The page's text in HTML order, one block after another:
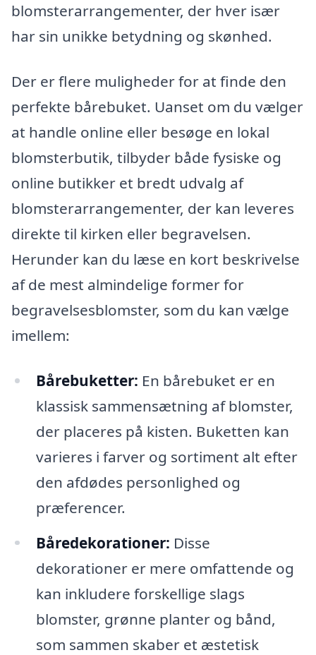
blomsterarrangementer, der hver især
har sin unikke betydning og skønhed.
Der er flere muligheder for at finde den
perfekte bårebuket. Uanset om du vælger
at handle online eller besøge en lokal
blomsterbutik, tilbyder både fysiske og
online butikker et bredt udvalg af
blomsterarrangementer, der kan leveres
direkte til kirken eller begravelsen.
Herunder kan du læse en kort beskrivelse
af de mest almindelige former for
begravelsesblomster, som du kan vælge
imellem:
Bårebuketter: En bårebuket er en
klassisk sammensætning af blomster,
der placeres på kisten. Buketten kan
varieres i farver og sortiment alt efter
den afdødes personlighed og
præferencer.
Båredekorationer: Disse
dekorationer er mere omfattende og
kan inkludere forskellige slags
blomster, grønne planter og bånd,
som sammen skaber et æstetisk